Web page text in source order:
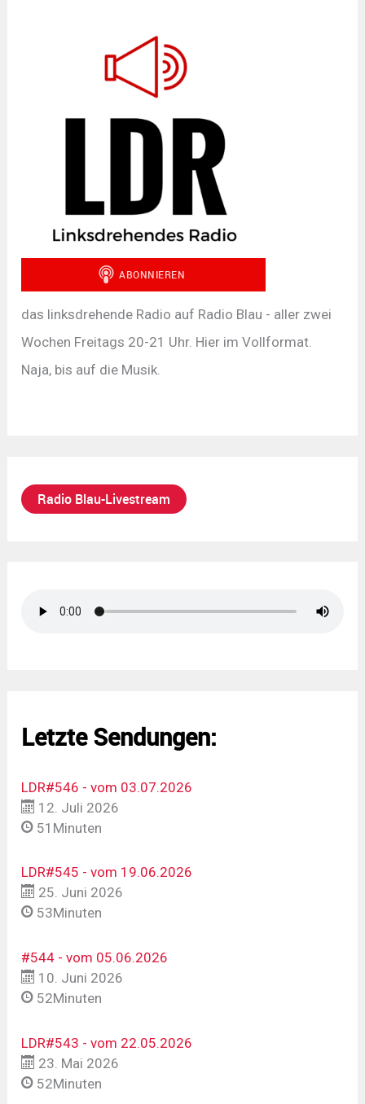
das linksdrehende Radio auf Radio Blau - aller zwei
Wochen Freitags 20-21 Uhr. Hier im Vollformat.
Naja, bis auf die Musik.
Radio Blau-Livestream
Letzte Sendungen:
LDR#546 - vom 03.07.2026
12. Juli 2026
51Minuten
LDR#545 - vom 19.06.2026
25. Juni 2026
53Minuten
#544 - vom 05.06.2026
10. Juni 2026
52Minuten
LDR#543 - vom 22.05.2026
23. Mai 2026
52Minuten